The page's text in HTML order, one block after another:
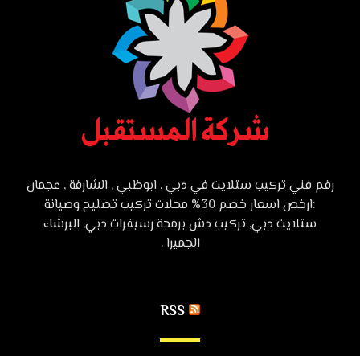
رقم فني تركيب ستلايت في دبي , ابوظبي , الشارقة , عجمان
:ارخص اسعار خصم 30% محلات تركيب تصليح وصيانة
ستلايت دبي, تركيب دش برمجة رسيفرات دبي, البرشاء
الجميرا .
RSS